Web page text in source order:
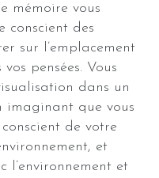
mémoire vous
conscient des
sur l’emplacement
pensées. Vous
dans un
imaginant que vous
de votre
et
l’environnement et